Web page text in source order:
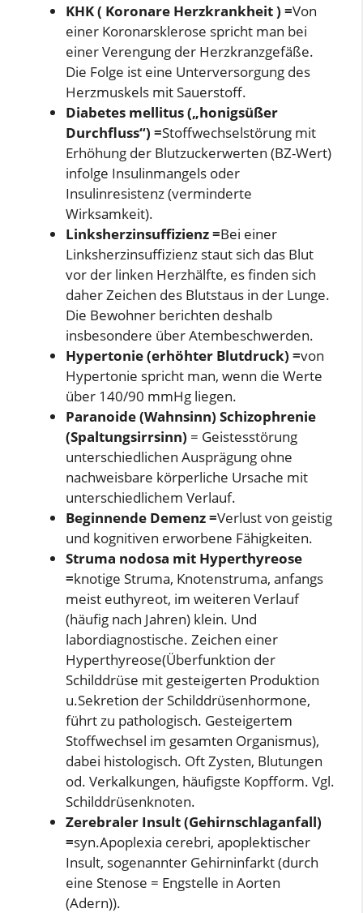
KHK ( Koronare Herzkrankheit ) =Von
einer Koronarsklerose spricht man bei
einer Verengung der Herzkranzgefäße.
Die Folge ist eine Unterversorgung des
Herzmuskels mit Sauerstoff.
Diabetes mellitus („honigsüßer
Durchfluss“) =Stoffwechselstörung mit
Erhöhung der Blutzuckerwerten (BZ-Wert)
infolge Insulinmangels oder
Insulinresistenz (verminderte
Wirksamkeit).
Linksherzinsuffizienz =Bei einer
Linksherzinsuffizienz staut sich das Blut
vor der linken Herzhälfte, es finden sich
daher Zeichen des Blutstaus in der Lunge.
Die Bewohner berichten deshalb
insbesondere über Atembeschwerden.
Hypertonie (erhöhter Blutdruck) =von
Hypertonie spricht man, wenn die Werte
über 140/90 mmHg liegen.
Paranoide (Wahnsinn) Schizophrenie
(Spaltungsirrsinn) = Geistesstörung
unterschiedlichen Ausprägung ohne
nachweisbare körperliche Ursache mit
unterschiedlichem Verlauf.
Beginnende Demenz =Verlust von geistig
und kognitiven erworbene Fähigkeiten.
Struma nodosa mit Hyperthyreose
=knotige Struma, Knotenstruma, anfangs
meist euthyreot, im weiteren Verlauf
(häufig nach Jahren) klein. Und
labordiagnostische. Zeichen einer
Hyperthyreose(Überfunktion der
Schilddrüse mit gesteigerten Produktion
u.Sekretion der Schilddrüsenhormone,
führt zu pathologisch. Gesteigertem
Stoffwechsel im gesamten Organismus),
dabei histologisch. Oft Zysten, Blutungen
od. Verkalkungen, häufigste Kopfform. Vgl.
Schilddrüsenknoten.
Zerebraler Insult (Gehirnschlaganfall)
=syn.Apoplexia cerebri, apoplektischer
Insult, sogenannter Gehirninfarkt (durch
eine Stenose = Engstelle in Aorten
(Adern)).